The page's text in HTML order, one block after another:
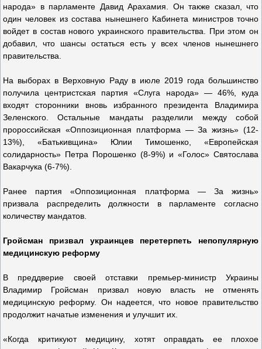
народа» в парламенте Давид Арахамия. Он также сказал, что
один человек из состава нынешнего Кабинета министров точно
войдет в состав нового украинского правительства. При этом он
добавил, что шансы остаться есть у всех членов нынешнего
правительства.
На выборах в Верховную Раду в июле 2019 года большинство
получила центристская партия «Слуга народа» — 46%, куда
входят сторонники вновь избранного президента Владимира
Зеленского. Остальные мандаты разделили между собой
пророссийская «Оппозиционная платформа — За жизнь» (12-
13%), «Батькивщина» Юлии Тимошенко, «Европейская
солидарность» Петра Порошенко (8-9%) и «Голос» Святослава
Вакарчука (6-7%).
Ранее партия «Оппозиционная платформа — За жизнь»
призвала распределить должности в парламенте согласно
количеству мандатов.
Гройсман призвал украинцев перетерпеть непопулярную
медицинскую реформу
В преддверие своей отставки премьер-министр Украины
Владимир Гройсман призвал новую власть не отменять
медицинскую реформу. Он надеется, что новое правительство
продолжит начатые изменения и улучшит их.
«Когда критикуют медицину, хотят оправдать ее плохое